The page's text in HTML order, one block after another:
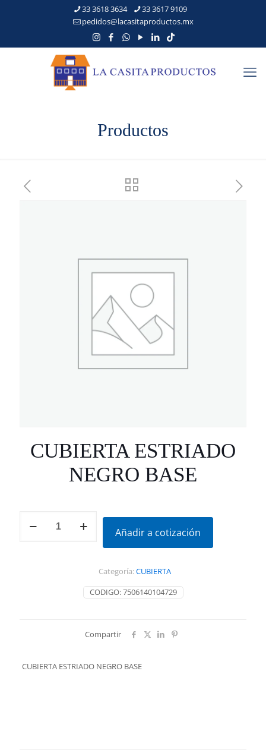
33 3618 3634
33 3617 9109
pedidos@lacasitaproductos.mx
Productos
CUBIERTA ESTRIADO
NEGRO BASE
ESTRIADO
Añadir a cotización
CODIGO:7506140104729
Categoría:CUBIERTA
Compartir
CUBIERTA ESTRIADO NEGRO BASE